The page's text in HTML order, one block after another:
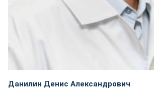
Данилин Денис Александрович